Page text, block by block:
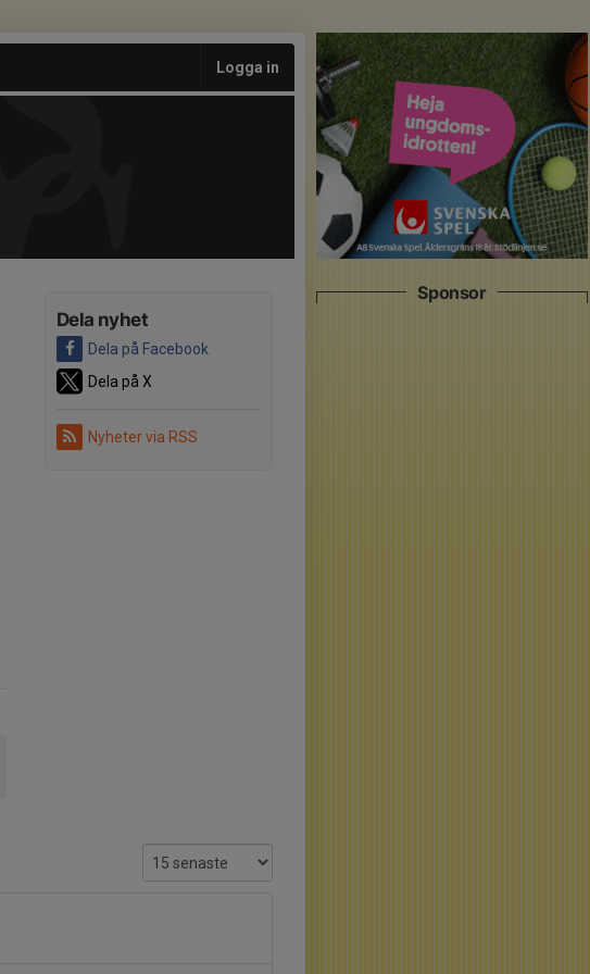
Logga in
Dela nyhet
Dela på Facebook
Dela på X
Nyheter via RSS
Sponsor